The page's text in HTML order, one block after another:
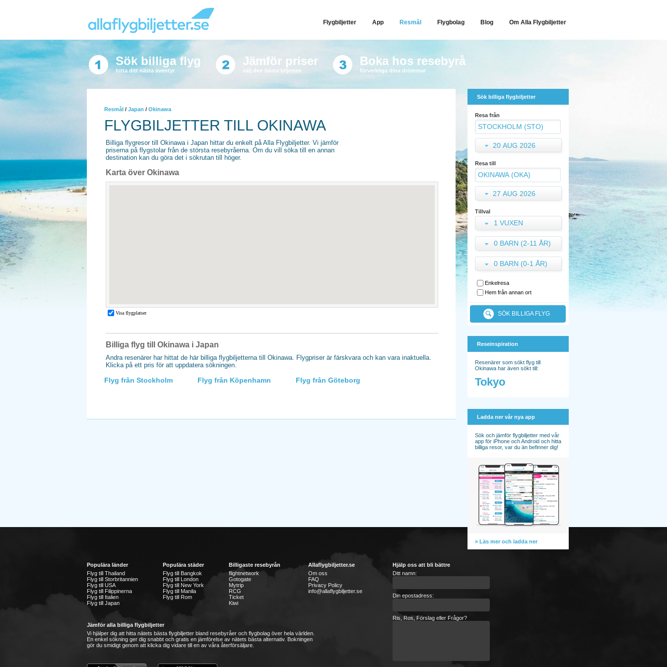
Flygbiljetter App Resmål Flygbolag Blog Om Alla Flygbiljetter
Sök billiga flyg
hitta ditt nästa äventyr
Jämför priser
välj den bästa biljetten
Boka hos resebyrå
förverkliga dina drömmar
Resmål / Japan / Okinawa
FLYGBILJETTER TILL OKINAWA
Billiga flygresor till Okinawa i Japan hittar du enkelt på Alla Flygbiljetter. Vi jämför
priserna på flygstolar från de största resebyråerna. Om du vill söka till en annan
destination kan du göra det i sökrutan till höger.
Karta över Okinawa
Billiga flyg till Okinawa i Japan
Andra resenärer har hittat de här billiga flygbiljetterna till Okinawa. Flygpriser är färskvara och kan vara inaktuella.
Klicka på ett pris för att uppdatera sökningen.
Flyg från Stockholm Flyg från Köpenhamn Flyg från Göteborg
Sök billiga flygbiljetter
Resa från
20 AUG 2026
Resa till
27 AUG 2026
Tillval
1 VUXEN
0 BARN (2-11 ÅR)
0 BARN (0-1 ÅR)
Enkelresa
Hem från annan ort
SÖK BILLIGA FLYG
Reseinspiration
Resenärer som sökt flyg till
Okinawa har även sökt till:
Tokyo
Ladda ner vår nya app
Sök och jämför flygbiljetter med vår
app för iPhone och Android och hitta
billiga resor, var du än befinner dig!
» Läs mer och ladda ner
Populära länder
Flyg till Thailand
Flyg till Storbritannien
Flyg till USA
Flyg till Filippinerna
Flyg till Italien
Flyg till Japan
Populära städer
Flyg till Bangkok
Flyg till London
Flyg till New York
Flyg till Manila
Flyg till Rom
Billigaste resebyrån
flightnetwork
Gotogate
Mytrip
RCG
Ticket
Kiwi
Allaflygbiljetter.se
Om oss
FAQ
Privacy Policy
info@allaflygbiljetter.se
Jämför alla billiga flygbiljetter
Vi hjälper dig att hitta nätets bästa flygbiljetter bland resebyråer och flygbolag över hela världen.
En enkel sökning ger dig snabbt och gratis en jämförelse av nätets bästa alternativ. Bokningen
gör du smidigt genom att klicka dig vidare till en av våra återförsäljare.
Hjälp oss att bli bättre
Ditt namn:
Din epostadress:
Ris, Ros, Förslag eller Frågor?